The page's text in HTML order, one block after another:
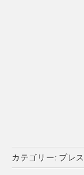
カテゴリー: プレ